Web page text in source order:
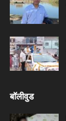
बॉलीवुड